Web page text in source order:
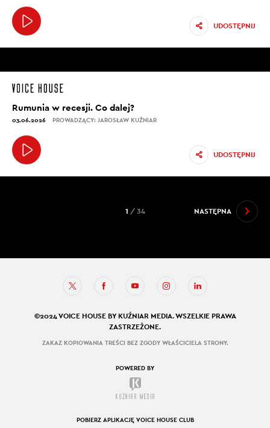
UDOSTĘPNIJ
Rumunia w recesji. Co dalej?
03.06.2026 PROWADZĄCY: JAROSŁAW KUŹNIAR
UDOSTĘPNIJ
NASTĘPNA
1 / 34
©2024 VOICE HOUSE BY KUŹNIAR MEDIA. WSZELKIE PRAWA
ZASTRZEŻONE.
ZAKAZ KOPIOWANIA TREŚCI BEZ ZGODY WŁAŚCICIELA STRONY.
POWERED BY
POBIERZ APLIKACJĘ VOICE HOUSE CLUB